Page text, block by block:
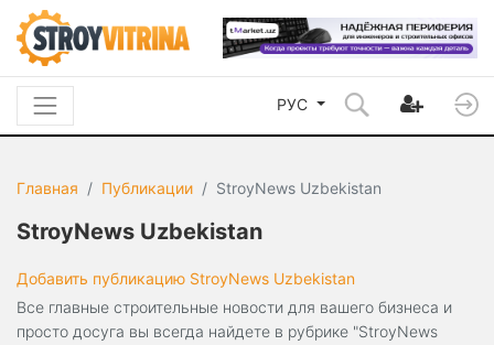
РУС
Главная Публикации StroyNews Uzbekistan
StroyNews Uzbekistan
Добавить публикацию StroyNews Uzbekistan
Все главные строительные новости для вашего бизнеса и
просто досуга вы всегда найдете в рубрике "StroyNews